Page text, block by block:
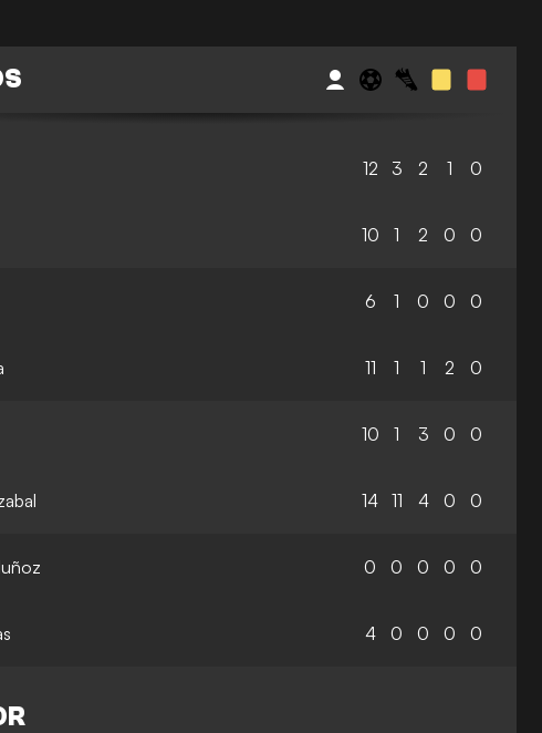
12 3 2 1 0
10 1 2 0 0
6 1 0 0 0
11 1 1 2 0
10 1 3 0 0
14 11 4 0 0
0 0 0 0 0
4 0 0 0 0